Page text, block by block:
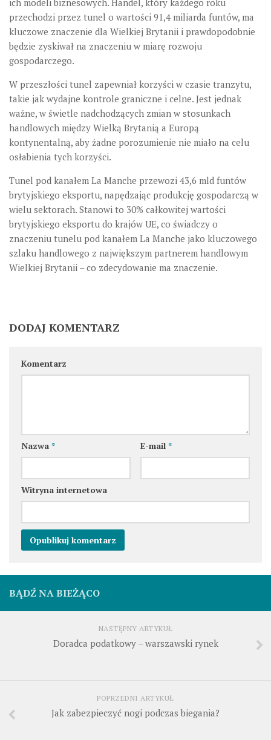
ich modeli biznesowych. Handel, który każdego roku
przechodzi przez tunel o wartości 91,4 miliarda funtów, ma
kluczowe znaczenie dla Wielkiej Brytanii i prawdopodobnie
będzie zyskiwał na znaczeniu w miarę rozwoju
gospodarczego.
W przeszłości tunel zapewniał korzyści w czasie tranzytu,
takie jak wydajne kontrole graniczne i celne. Jest jednak
ważne, w świetle nadchodzących zmian w stosunkach
handlowych między Wielką Brytanią a Europą
kontynentalną, aby żadne porozumienie nie miało na celu
osłabienia tych korzyści.
Tunel pod kanałem La Manche przewozi 43,6 mld funtów
brytyjskiego eksportu, napędzając produkcję gospodarczą w
wielu sektorach. Stanowi to 30% całkowitej wartości
brytyjskiego eksportu do krajów UE, co świadczy o
znaczeniu tunelu pod kanałem La Manche jako kluczowego
szlaku handlowego z największym partnerem handlowym
Wielkiej Brytanii – co zdecydowanie ma znaczenie.
DODAJ KOMENTARZ
Komentarz
Nazwa * E-mail *
Witryna internetowa
BĄDŹ NA BIEŻĄCO
NASTĘPNY ARTYKUŁ
Doradca podatkowy – warszawski rynek
POPRZEDNI ARTYKUŁ
Jak zabezpieczyć nogi podczas biegania?